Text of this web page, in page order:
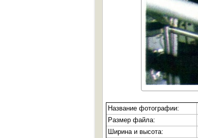
Название фотографии:
Размер файла:
Ширина и высота: